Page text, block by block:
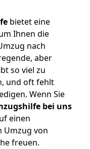
bietet eine
Ihnen die
nach
aber
so viel zu
und oft fehlt
Wenn Sie
bei uns
einen
Umzug von
freuen.